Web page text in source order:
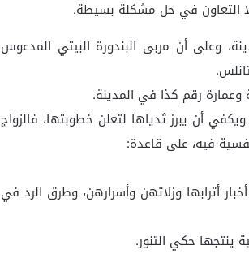
التعاون في حل مشكلة بسيطة.
وعلى أن مربى البندورة البيتي المدعوس
رقم كذا في المدينة.
أن يبرز ثدياها لتعلن خطوبتها، فالزواج
فيه، على قاعدة:
أترابها وزلاتهن وأسرارهن، وطرق الرد في
ينتجها حكي التنور.